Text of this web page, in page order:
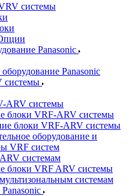
системы
Panasonic
Panasonic
системы
ARV системы
блоки VRF-ARV системы
блоки VRF-ARV системы
оборудование и
VRF систем
системам
блоки VRF ARV системы
системам